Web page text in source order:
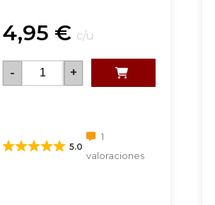
4,95 € c/u
- +
5.0
1
valoraciones